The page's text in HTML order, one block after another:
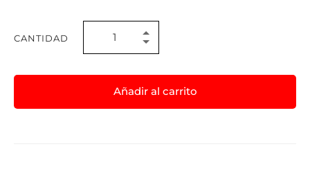
CANTIDAD
Añadir al carrito